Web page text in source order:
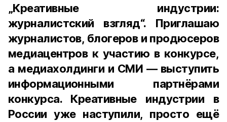
„Креативные индустрии:
журналистский взгляд“. Приглашаю
журналистов, блогеров и продюсеров
медиацентров к участию в конкурсе,
а медиахолдинги и СМИ — выступить
информационными партнёрами
конкурса. Креативные индустрии в
России уже наступили, просто ещё